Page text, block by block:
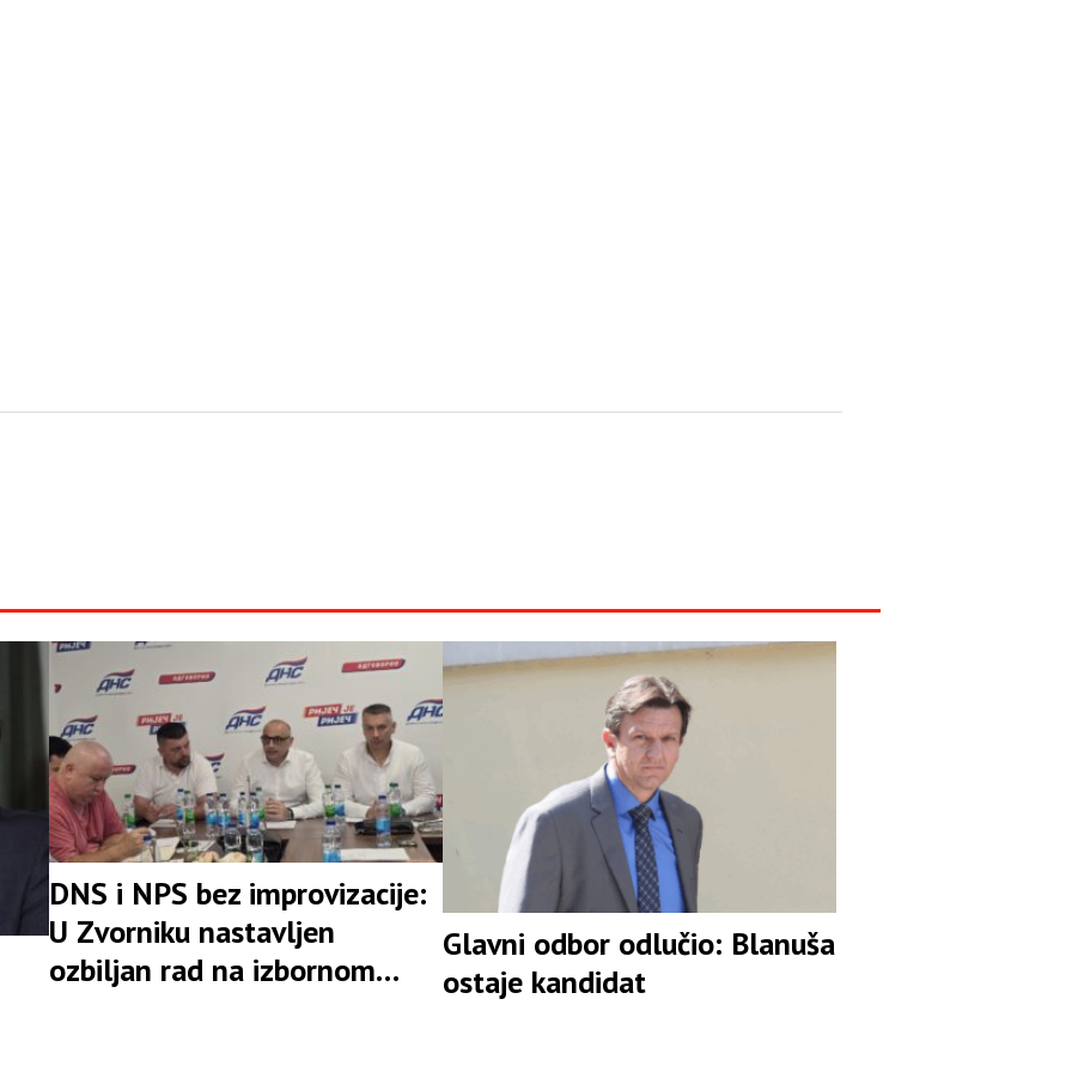
DNS i NPS bez improvizacije:
U Zvorniku nastavljen
ozbiljan rad na izbornom
Glavni odbor odlučio: Blanuša
ostaje kandidat